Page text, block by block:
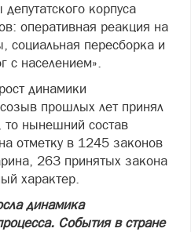
корпуса
оперативная реакция на
социальная пересборка и
с населением».
динамики
прошлых лет принял
то нынешний состав
отметку в 1245 законов
263 принятых закона
характер.
динамика
События в стране